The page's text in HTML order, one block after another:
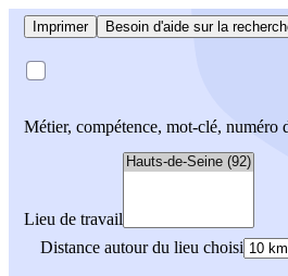
Imprimer Besoin d'aide sur la
Métier, compétence, mot-clé, numéro
Lieu de travail
Distance autour du lieu choisi